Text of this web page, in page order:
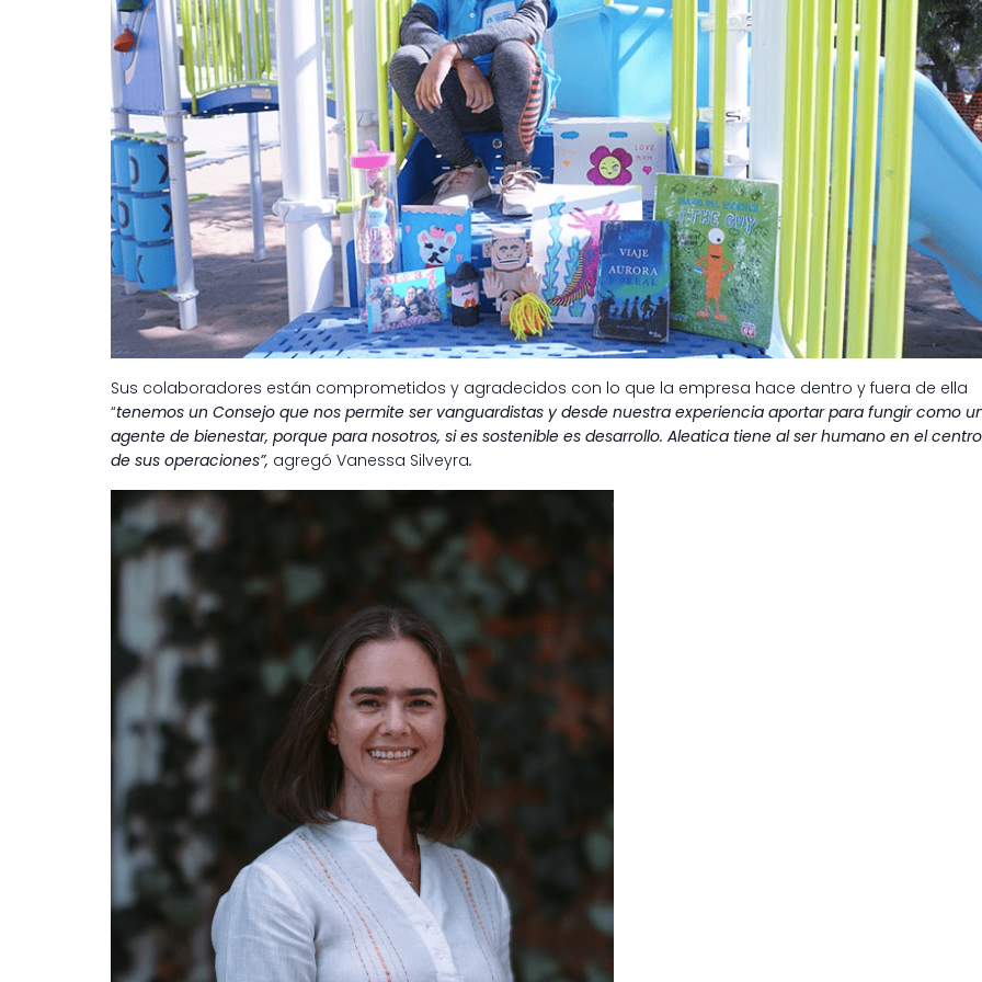
Sus colaboradores están comprometidos y agradecidos con lo que la empresa hace dentro y fuera de ella
“tenemos un Consejo que nos permite ser vanguardistas y desde nuestra experiencia aportar para fungir como
agente de bienestar, porque para nosotros, si es sostenible es desarrollo. Aleatica tiene al ser humano en el centro
de sus operaciones”, agregó Vanessa Silveyra.